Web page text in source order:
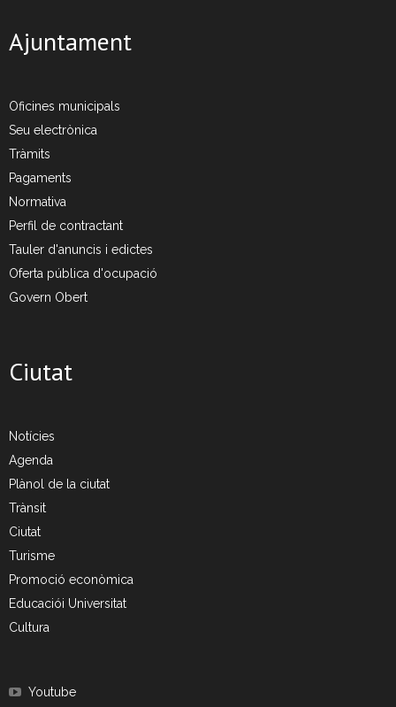
Ajuntament
Oficines municipals
Seu electrònica
Tràmits
Pagaments
Normativa
Perfil de contractant
Tauler d'anuncis i edictes
Oferta pública d'ocupació
Govern Obert
Ciutat
Notícies
Agenda
Plànol de la ciutat
Trànsit
Ciutat
Turisme
Promoció econòmica
Educaciói Universitat
Cultura
Youtube